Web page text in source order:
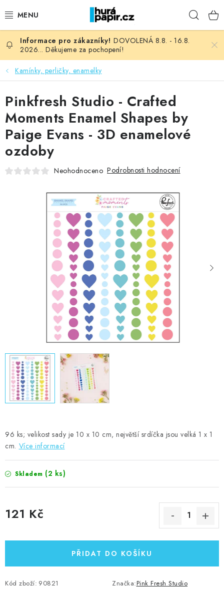
na
NOVINKY
HURÁ DÍLNA
VŠECHNO ZBOŽÍ
KNIHAŘSKÝ MATERIÁL
KURZY NATY LYSAK
OBLÍBENÉ ♥️
FOTORECENZE
MOJE OBJEDNÁVKA
Kontakty Moje objednávka
Oblíbené ♥️
Hodnocení obchodu
Obchodní podmínky
Podmínky ochrany osobních údajů
Ověřování recenzí
DOVOLENÁ 8.8. - 16.8.
2026... Děkujeme za pochopení!
Kamínky, perličky, enamelky
96 ks; velikost sady je 10 x 10 cm, největší srdíčka jsou velká 1 x 1
cm. Více informací
Skladem (2 ks)
121 Kč
PŘIDAT DO KOŠÍKU
Kód zboží: 90821 Značka:Pink Fresh Studio
Pinkfresh Studio - Crafted
Moments Enamel Shapes by
Paige Evans - 3D enamelové
ozdoby
Neohodnoceno Podrobnosti hodnocení